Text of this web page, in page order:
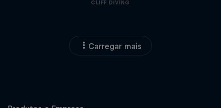
CLIFF DIVING
Carregar mais